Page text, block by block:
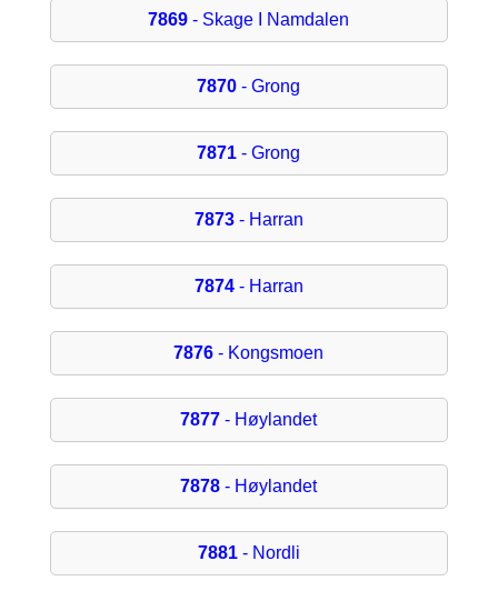
7869 - Skage I Namdalen
7870 - Grong
7871 - Grong
7873- Harran
7874- Harran
7876 - Kongsmoen
7877 - Høylandet
7878 - Høylandet
7881- Nordli